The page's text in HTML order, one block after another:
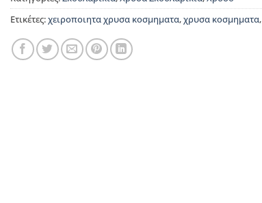
Ετικέτες:χειροποιητα χρυσα κοσμηματα,χρυσα κοσμηματα,